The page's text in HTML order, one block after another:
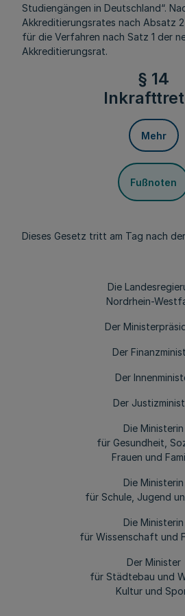
Studiengängen in Deutschland“.
Akkreditierungsrates nach Absatz
für die Verfahren nach Satz 1 der
Akkreditierungsrat.
§ 14
Mehr
Fußnoten
Dieses Gesetz tritt am Tag nach
Die
Nordrhein-
Der
Der
Der
Der
Die Ministerin
für Gesundheit,
Frauen und
Die Ministerin
für Schule, Jugend
Die Ministerin
für Wissenschaft und
Der Minister
für Städtebau und
Kultur und